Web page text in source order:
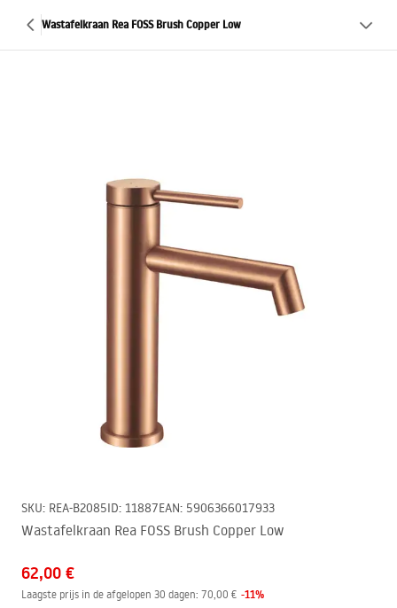
Wastafelkraan Rea FOSS Brush Copper Low
SKU: REA-B2085ID: 11887EAN: 5906366017933
Wastafelkraan Rea FOSS Brush Copper Low
62,00 €
Laagste prijs in de afgelopen 30 dagen: 70,00 € -11%